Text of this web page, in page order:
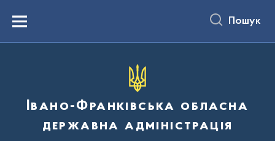
вмістуMenu Пошук
Івано-Франківська обласна
державна адміністрація